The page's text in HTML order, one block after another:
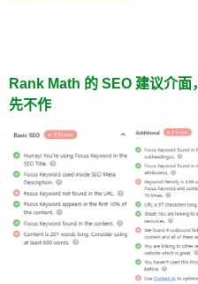
Rank Math 的 SEO 建议介
先不作